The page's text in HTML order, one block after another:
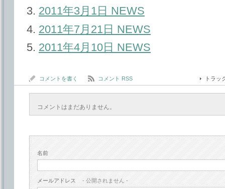
2011年3月1日 NEWS
2011年7月21日 NEWS
2011年4月10日 NEWS
コメントを書く コメント RSS トラ
コメントはまだありません。
名前
メールアドレス - 公開されません -